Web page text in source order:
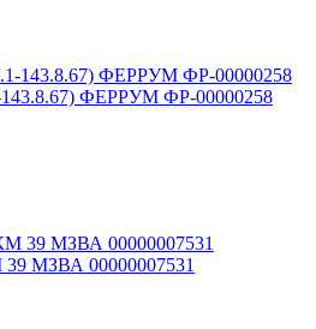
ФЕРРУМ ФР-00000258
МЗВА 00000007531